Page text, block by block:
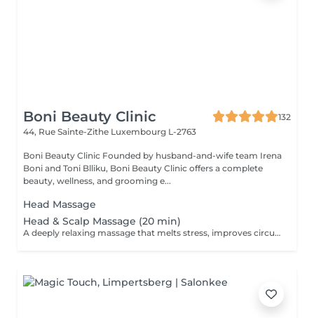
Boni Beauty Clinic
132
44, Rue Sainte-Zithe Luxembourg L-2763
Boni Beauty Clinic Founded by husband-and-wife team Irena
Boni and Toni Blliku, Boni Beauty Clinic offers a complete
beauty, wellness, and grooming e...
Head Massage
Head & Scalp Massage (20 min)
A deeply relaxing massage that melts stress, improves circulation, and leaves you recharged and focused. Indulge in luxury, even on your lunch break. Quick, effective treatments designed to refresh your face, mind, and mood all within 30 to 60 minutes. Ideal for: Professionals, busy moms, and anyone seeking a touch of luxury between meetings. Available weekdays from 11:30 to 14:30